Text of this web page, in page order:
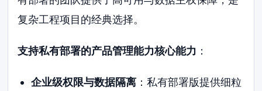
复杂工程项目的经典选择。
支持私有部署的产品管理能力核心能力 ：
企业级权限与数据隔离：私有部署版提供细粒